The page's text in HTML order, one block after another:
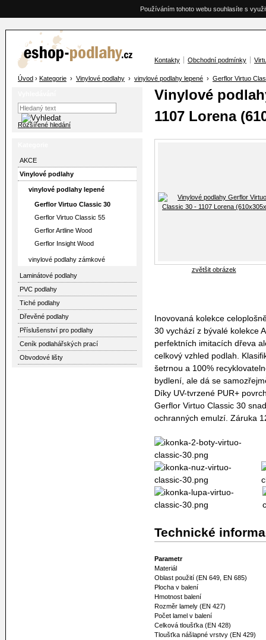
Používáním tohoto webu souhlasíte s
Kontakty Obchodní podmínky
Úvod › Kategorie › Vinylové podlahy › vinylové podlahy lepené › Gerflor Virtuo
Rozšířené hledání
AKCE
Vinylové podlahy
vinylové podlahy lepené
Gerflor Virtuo Classic 30
Gerflor Virtuo Classic 55
Gerflor Artline Wood
Gerflor Insight Wood
vinylové podlahy zámkové
Laminátové podlahy
PVC podlahy
Tiché podlahy
Dřevěné podlahy
Příslušenství pro podlahy
Ceník podlahářských prací
Obvodové lišty
Vinylové
1107 Lorena
zvětšit obrázek
Inovovaná kolekce
30 vychází z bývalé kolekce
perfektních imitacích dřeva
celkový vzhled podlah.
šetrnou a 100%
bydlení, ale dá se
Díky UV-tvrzené PUR+
Gerflor Virtuo Classic 30
ochranných emulzí. Záruka
Technické
Parametr
Materiál
Oblast použití (EN 649, EN 685)
Plocha v balení
Hmotnost balení
Rozměr lamely (EN 427)
Počet lamel v balení
Celková tloušťka (EN 428)
Tloušťka nášlapné vrstvy (EN 429)